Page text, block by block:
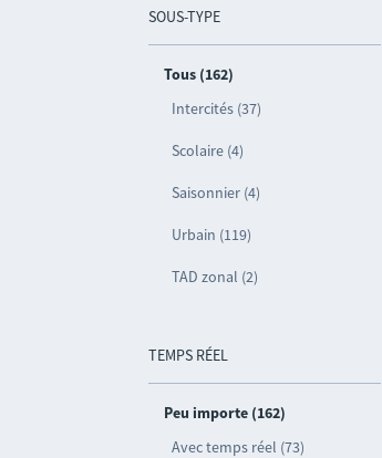
SOUS-TYPE
Tous (162)
Intercités (37)
Scolaire (4)
Saisonnier (4)
Urbain (119)
TAD zonal (2)
TEMPS RÉEL
Peu importe (162)
Avec temps réel (73)